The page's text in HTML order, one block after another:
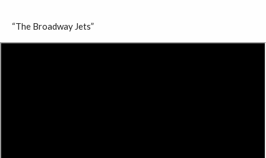
“The Broadway Jets”